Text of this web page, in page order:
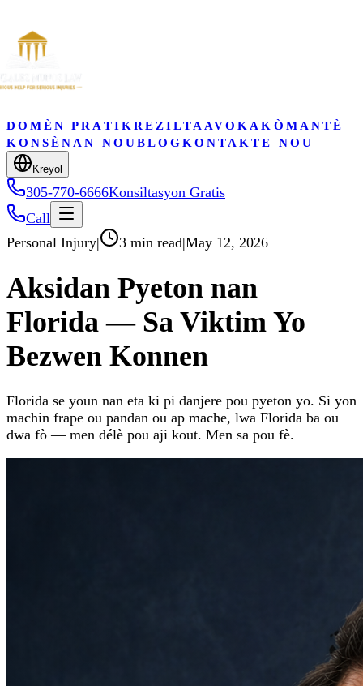
DOMÈN PRATIK REZILTA AVOKAKÒMANTÈ
KONSÈNAN NOUBLOGKONTAKTE NOU
Kreyol
305-770-6666Konsiltasyon Gratis
Call
Personal Injury| 3 min read|May 12, 2026
Aksidan Pyeton nan
Florida — Sa Viktim Yo
Bezwen Konnen
Florida se youn nan eta ki pi danjere pou pyeton yo. Si yon
machin frape ou pandan ou ap mache, lwa Florida ba ou
dwa fò — men délè pou aji kout. Men sa pou fè.